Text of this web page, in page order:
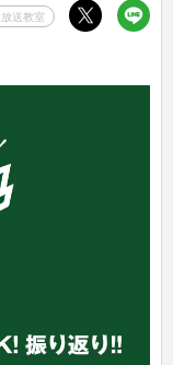
送教室